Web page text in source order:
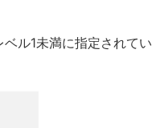
ル1未満に指定されてい